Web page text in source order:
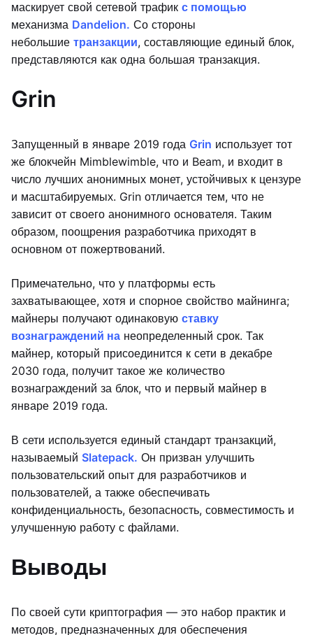
маскирует свой сетевой трафик с помощью
механизма Dandelion. Со стороны
небольшие транзакции, составляющие единый блок,
представляются как одна большая транзакция.
Grin
Запущенный в январе 2019 года Grin использует тот
же блокчейн Mimblewimble, что и Beam, и входит в
число лучших анонимных монет, устойчивых к цензуре
и масштабируемых. Grin отличается тем, что не
зависит от своего анонимного основателя. Таким
образом, поощрения разработчика приходят в
основном от пожертвований.
Примечательно, что у платформы есть
захватывающее, хотя и спорное свойство майнинга;
майнеры получают одинаковую ставку
вознаграждений на неопределенный срок. Так
майнер, который присоединится к сети в декабре
2030 года, получит такое же количество
вознаграждений за блок, что и первый майнер в
январе 2019 года.
В сети используется единый стандарт транзакций,
называемый Slatepack. Он призван улучшить
пользовательский опыт для разработчиков и
пользователей, а также обеспечивать
конфиденциальность, безопасность, совместимость и
улучшенную работу с файлами.
Выводы
По своей сути криптография — это набор практик и
методов, предназначенных для обеспечения